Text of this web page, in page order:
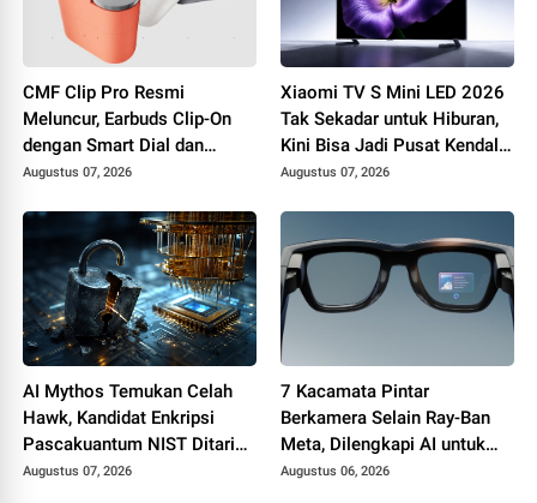
CMF Clip Pro Resmi
Meluncur, Earbuds Clip-On
dengan Smart Dial dan
Baterai Hingga 10 Jam
Augustus 07, 2026
Xiaomi TV S Mini LED 2026
Tak Sekadar untuk Hiburan,
Kini Bisa Jadi Pusat Kendali
Smart Home dan
Augustus 07, 2026
AI Mythos Temukan Celah
Hawk, Kandidat Enkripsi
Pascakuantum NIST Ditarik
dari Proses Standardisasi
Augustus 07, 2026
7 Kacamata Pintar
Berkamera Selain Ray-Ban
Meta, Dilengkapi AI untuk
Foto, Video, hingga
Augustus 06, 2026